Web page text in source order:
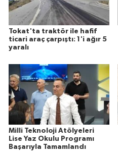
Tokat'ta traktör ile hafif
ticari araç çarpıştı: 1'i ağır 5
yaralı
Milli Teknoloji Atölyeleri
Lise Yaz Okulu Programı
Başarıyla Tamamlandı